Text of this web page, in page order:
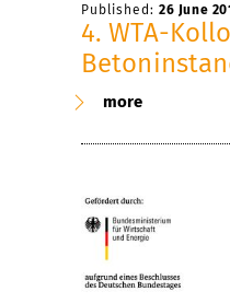
Published: 26 June
4. WTA-
more